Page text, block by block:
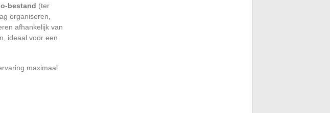
bestand (ter
organiseren,
afhankelijk van
ideaal voor een
maximaal